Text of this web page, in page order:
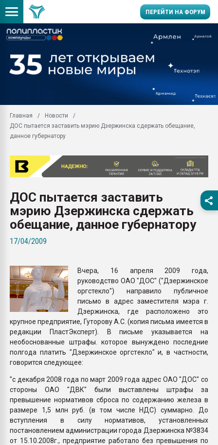
ПЕРЕЙТИ НА ФОРУМ
производство SPC
заводу пластмасс"
28.07.2026
первый план в
28.07.2026
ситуацией на
Всё, что касается
Главная
Новости
ДОС пытается заставить мэрию Дзержинска сдержать обещание,
данное губернатору
ДОС пытается заставить
мэрию Дзержинска сдержать
обещание, данное губернатору
17/04/2009
Вчера, 16 апреля 2009 года,
руководство ОАО "ДОС" ("Дзержинское
оргстекло") направило публичное
письмо в адрес заместителя мэра г.
Дзержинска, где расположено это
крупное предприятие, Гуторову А.С. (копия письма имеется в
редакции ПластЭксперт). В письме указывается на
необоснованные штрафы. которое вынуждено последние
полгода платить "Дзержинское оргстекло" и, в частности,
говорится следующее:
"с декабря 2008 года по март 2009 года адрес ОАО "ДОС" со
стороны ОАО "ДВК" были выставлены штрафы за
превышение нормативов сброса по содержанию железа в
размере 1,5 млн руб. (в том числе НДС) суммарно. До
вступления в силу нормативов, установленных
постановлением администрации города Дзержинска №3834
от 15.10.2008г., предприятие работало без превышения по